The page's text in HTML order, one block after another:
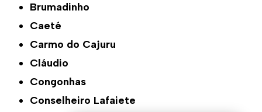
Brumadinho
Caeté
Carmo do Cajuru
Cláudio
Congonhas
Conselheiro Lafaiete